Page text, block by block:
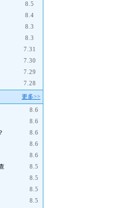
8.5
8.4
8.3
8.3
7.31
7.30
7.29
7.28
更多>>
8.6
8.6
8.6
8.6
8.6
8.5
8.5
8.5
8.5